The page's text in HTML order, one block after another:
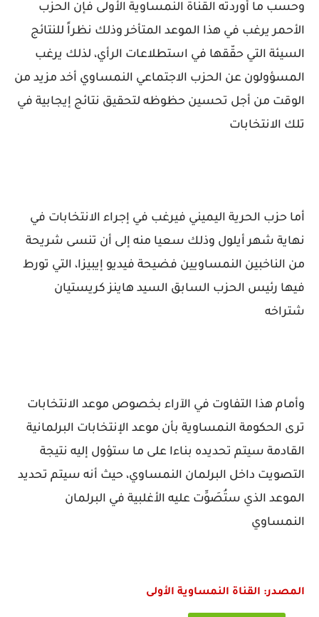
وحسب ما أوردته القناة النمساوية الأولى فإن الحزب
الأحمر يرغب في هذا الموعد المتأخر وذلك نظراً للنتائج
السيئة التي حقّقها في استطلاعات الرأي، لذلك يرغب
المسؤولون عن الحزب الاجتماعي النمساوي أخد مزيد من
الوقت من أجل تحسين حظوظه لتحقيق نتائج إيجابية في
تلك الانتخابات
أما حزب الحرية اليميني فيرغب في إجراء الانتخابات في
نهاية شهر أيلول وذلك سعيا منه إلى أن تنسى شريحة
من الناخبين النمساويين فضيحة فيديو إيبيزا، التي تورط
فيها رئيس الحزب السابق السيد هاينز كريستيان
شتراخه
وأمام هذا التفاوت في الآراء بخصوص موعد الانتخابات
ترى الحكومة النمساوية بأن موعد الإنتخابات البرلمانية
القادمة سيتم تحديده بناءا على ما ستؤول إليه نتيجة
التصويت داخل البرلمان النمساوي، حيث أنه سيتم تحديد
الموعد الذي ستُصَوِّت عليه الأغلبية في البرلمان
النمساوي
المصدر: القناة النمساوية الأولى